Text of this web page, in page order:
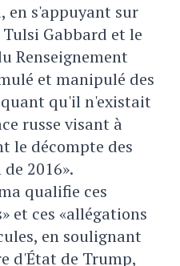
en s'appuyant sur
Gabbard et le
Renseignement
et manipulé des
qu'il n'existait
russe visant à
le décompte des
2016».
qualifie ces
et ces «allégations
en soulignant
d'État de Trump,